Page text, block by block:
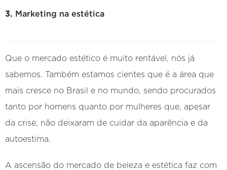
Marketing na estética
Que o mercado estético é muito rentável, nós já
sabemos. Também estamos cientes que é a área que
mais cresce no Brasil e no mundo, sendo procurados
tanto por homens quanto por mulheres que, apesar
da crise, não deixaram de cuidar da aparência e da
autoestima.
A ascensão do mercado de beleza e estética faz com